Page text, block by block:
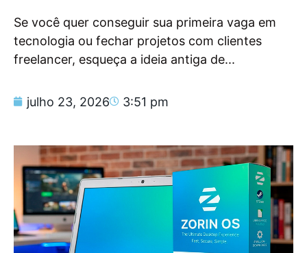
Se você quer conseguir sua primeira vaga em
tecnologia ou fechar projetos com clientes
freelancer, esqueça a ideia antiga de...
julho 23, 2026 3:51 pm